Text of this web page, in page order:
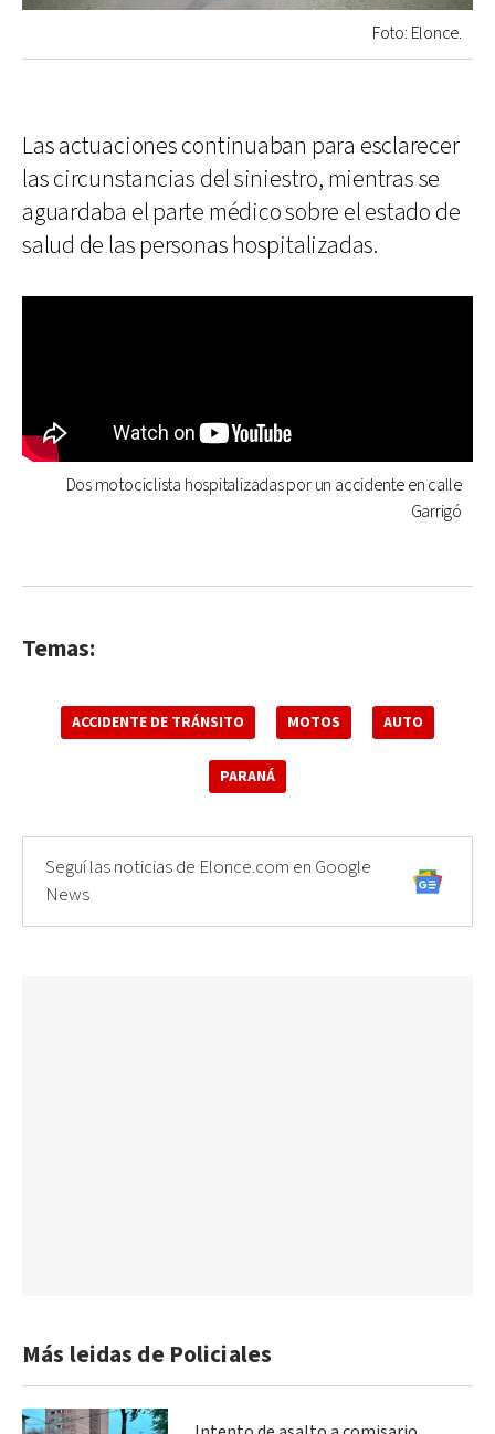
Foto: Elonce.
Las actuaciones continuaban para esclarecer
las circunstancias del siniestro, mientras se
aguardaba el parte médico sobre el estado de
salud de las personas hospitalizadas.
Dos motociclista hospitalizadas por un accidente en calle
Garrigó
Temas:
ACCIDENTE DE TRÁNSITO MOTOS AUTO
PARANÁ
Seguí las noticias de Elonce.com en Google
News
Más leidas de Policiales